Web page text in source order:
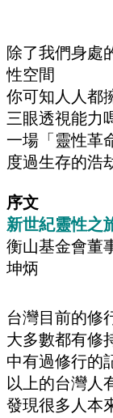
除了我們身處
性空間
你可知人人都
三眼透視能力
一場「靈性革
度過生存的浩
序文
新世紀靈性之
衡山基金會董
坤炳
台灣目前的修
大多數都有修
中有過修行的
以上的台灣人
發現很多人本
第二部 人生問